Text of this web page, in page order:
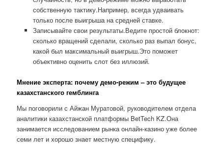
собственную тактику.Например, всегда удваивать
только после выигрыша на средней ставке.
Записывайте свои результаты.Ведите простой блокнот:
сколько вращений сделали, сколько раз выпал бонус,
какой был максимальный выигрыш.Это поможет
объективно оценить слот без иллюзий.
Мнение эксперта: почему демо-режим – это будущее
казахстанского гемблинга
Мы поговорили с Айжан Муратовой, руководителем отдела
аналитики казахстанской платформы BetTech KZ.Она
занимается исследованием рынка онлайн-казино уже более
семи лет и хорошо знает местную специфику.